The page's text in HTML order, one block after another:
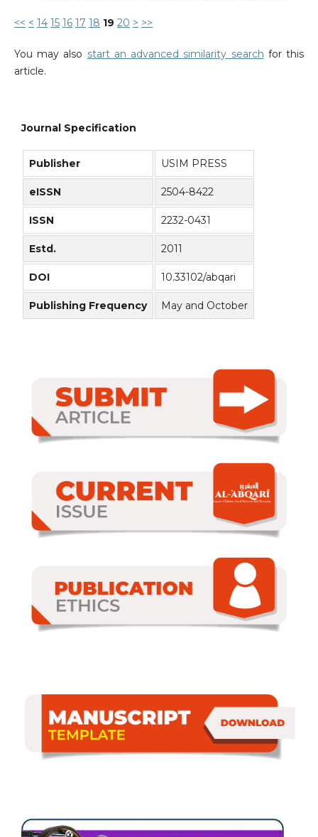
<< < 14 15 16 17 18 19 20 > >>
You may also start an advanced similarity search for this
article.
Journal Specification
Publisher USIM PRESS
eISSN 2504-8422
ISSN 2232-0431
Estd. 2011
DOI 10.33102/abqari
Publishing Frequency May and October